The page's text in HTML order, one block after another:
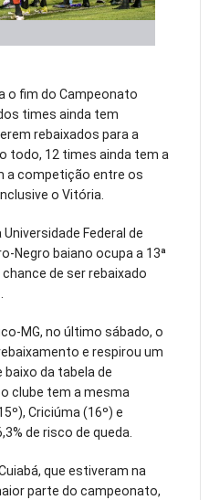
o fim do Campeonato
times ainda tem
rebaixados para a
todo, 12 times ainda tem a
a competição entre os
o Vitória.
Federal de
Negro baiano ocupa a 13ª
de ser rebaixado
MG, no último sábado, o
e respirou um
da tabela de
clube tem a mesma
Criciúma (16º) e
de risco de queda.
que estiveram na
parte do campeonato,